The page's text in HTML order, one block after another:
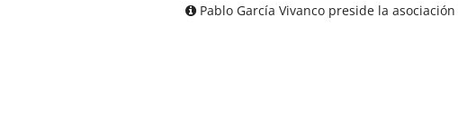
Pablo García Vivanco preside la